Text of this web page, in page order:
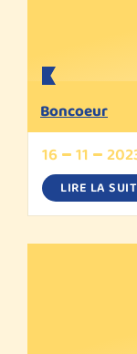
Boncoeur
16 11
LIRE LA